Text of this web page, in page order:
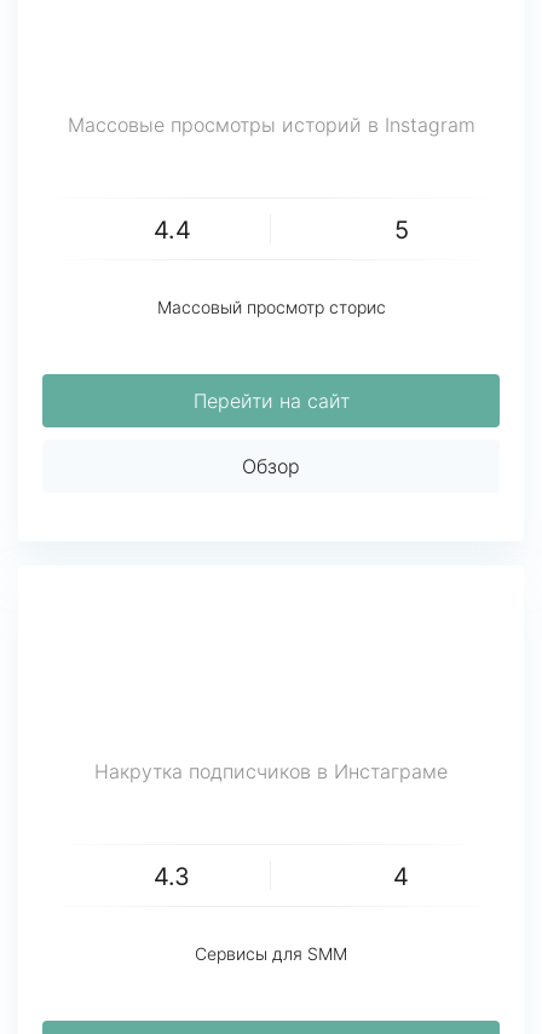
Массовые просмотры историй в Instagram
4.4 5
Массовый просмотр сторис
Перейти на сайт
Обзор
Накрутка подписчиков в Инстаграме
4.3 4
Сервисы для SMM